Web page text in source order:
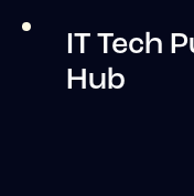
IT Tech
Hub